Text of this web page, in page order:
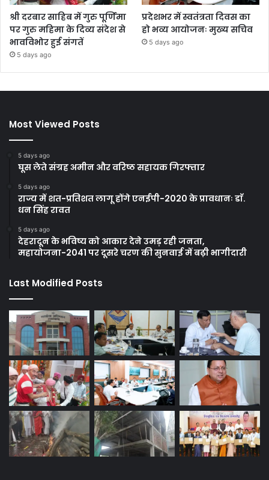
श्री दरबार साहिब में गुरु पूर्णिमा
पर गुरु महिमा के दिव्य संदेश से
भावविभोर हुई संगतें
5 days ago
प्रदेशभर में स्वतंत्रता दिवस का
हो भव्य आयोजनः मुख्य सचिव
5 days ago
Most Viewed Posts
5 days ago
घूस लेते संग्रह अमीन और वरिष्ठ सहायक गिरफ्तार
5 days ago
राज्य में शत-प्रतिशत लागू होंगे एनईपी-2020 के प्रावधानः डाॅ.
धन सिंह रावत
5 days ago
देहरादून के भविष्य को आकार देने उमड़ रही जनता,
महायोजना-2041 पर दूसरे चरण की सुनवाई में बढ़ी भागीदारी
Last Modified Posts